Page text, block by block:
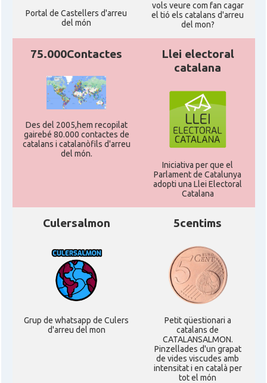
Portal de Castellers d'arreu
del món
vols veure com fan cagar
el tió els catalans d'arreu
del mon?
75.000Contactes
Des del 2005,hem recopilat
gairebé 80.000 contactes de
catalans i catalanòfils d'arreu
del món.
Llei electoral
catalana
Iniciativa per que el
Parlament de Catalunya
adopti una Llei Electoral
Catalana
Culersalmon
Grup de whatsapp de Culers
d'arreu del mon
5centims
Petit qüestionari a
catalans de
CATALANSALMON.
Pinzellades d'un grapat
de vides viscudes amb
intensitat i en català per
tot el món